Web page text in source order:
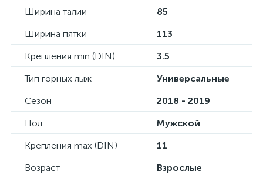
Ширина талии
85
Ширина пятки
113
Крепления min (DIN)
3.5
Тип горных лыж
Универсальные
Сезон
2018 - 2019
Пол
Мужской
Крепления max (DIN)
11
Возраст
Взрослые